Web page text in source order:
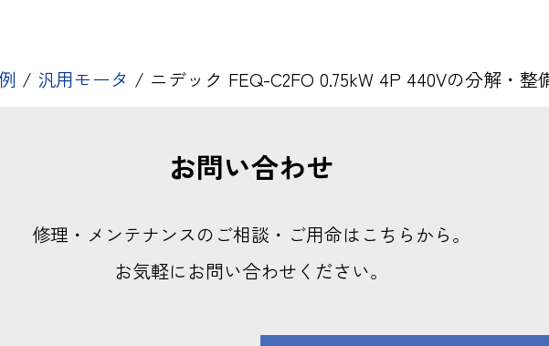
/ 汎用モータ / ニデック FEQ-C2FO 0.75kW 4P 440Vの分解・整
お問い合わせ
修理・メンテナンスのご相談・ご用命はこちらから。
お気軽にお問い合わせください。